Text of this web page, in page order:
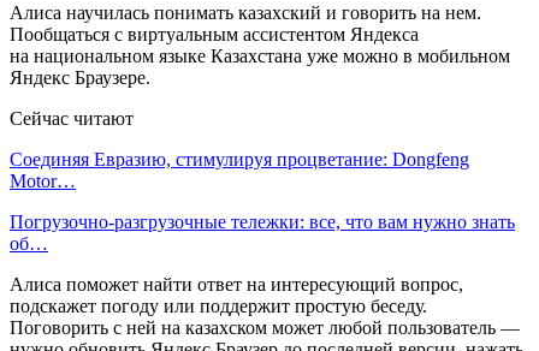
Алиса научилась понимать казахский и говорить на нем.
Пообщаться с виртуальным ассистентом Яндекса
на национальном языке Казахстана уже можно в мобильном
Яндекс Браузере.
Сейчас читают
Соединяя Евразию, стимулируя процветание: Dongfeng
Motor…
Погрузочно-разгрузочные тележки: все, что вам нужно знать
об…
Алиса поможет найти ответ на интересующий вопрос,
подскажет погоду или поддержит простую беседу.
Поговорить с ней на казахском может любой пользователь —